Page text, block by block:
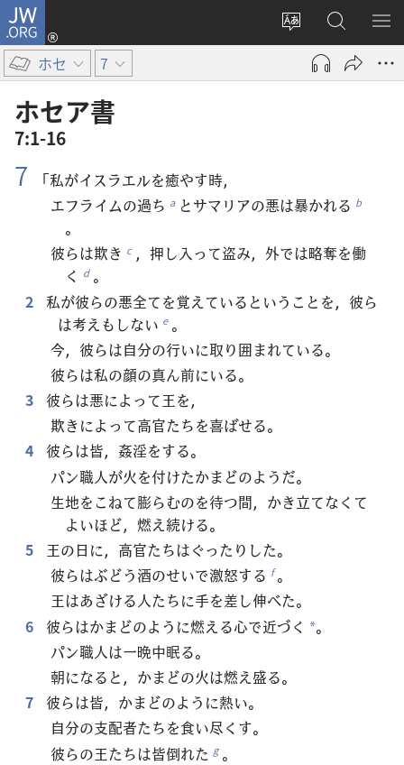
JW.ORG
サ
ト
え
ロ
グ
ン
で
く）
JW.ORG
の
検
メ
を
ホセ 7
ホセア​書
7:1-16
7 「私がイスラエルを癒やす時，
エフライムの過ち a とサマリアの悪は暴かれる b
。
彼らは欺き c ，押し入って盗み，外では略奪を働
く d 。
2
私が彼らの悪全てを覚えているということを，彼ら
は考えもしない e 。
今，彼らは自分の行いに取り囲まれている。
彼らは私の顔の真ん前にいる。
3
彼らは悪によって王を，
欺きによって高官たちを喜ばせる。
4
彼らは皆，姦淫をする。
パン職人が火を付けたかまどのようだ。
生地をこねて膨らむのを待つ間，かき立てなくて
よいほど，燃え続ける。
5
王の日に，高官たちはぐったりした。
彼らはぶどう酒のせいで激怒する f 。
王はあざける人たちに手を差し伸べた。
6
彼らはかまどのように燃える心で近づく *。
パン職人は一晩中眠る。
朝になると，かまどの火は燃え盛る。
7
彼らは皆，かまどのように熱い。
自分の支配者たちを食い尽くす。
彼らの王たちは皆倒れた g 。